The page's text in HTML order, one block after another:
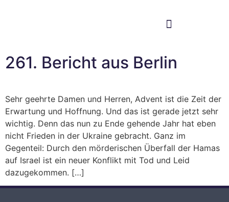
261. Bericht aus Berlin
Sehr geehrte Damen und Herren, Advent ist die Zeit der
Erwartung und Hoffnung. Und das ist gerade jetzt sehr
wichtig. Denn das nun zu Ende gehende Jahr hat eben
nicht Frieden in der Ukraine gebracht. Ganz im
Gegenteil: Durch den mörderischen Überfall der Hamas
auf Israel ist ein neuer Konflikt mit Tod und Leid
dazugekommen. […]